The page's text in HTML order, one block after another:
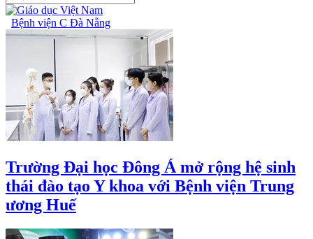
Bệnh viện C Đà Nẵng
Trường Đại học Đông Á mở rộng hệ sinh
thái đào tạo Y khoa với Bệnh viện Trung
ương Huế